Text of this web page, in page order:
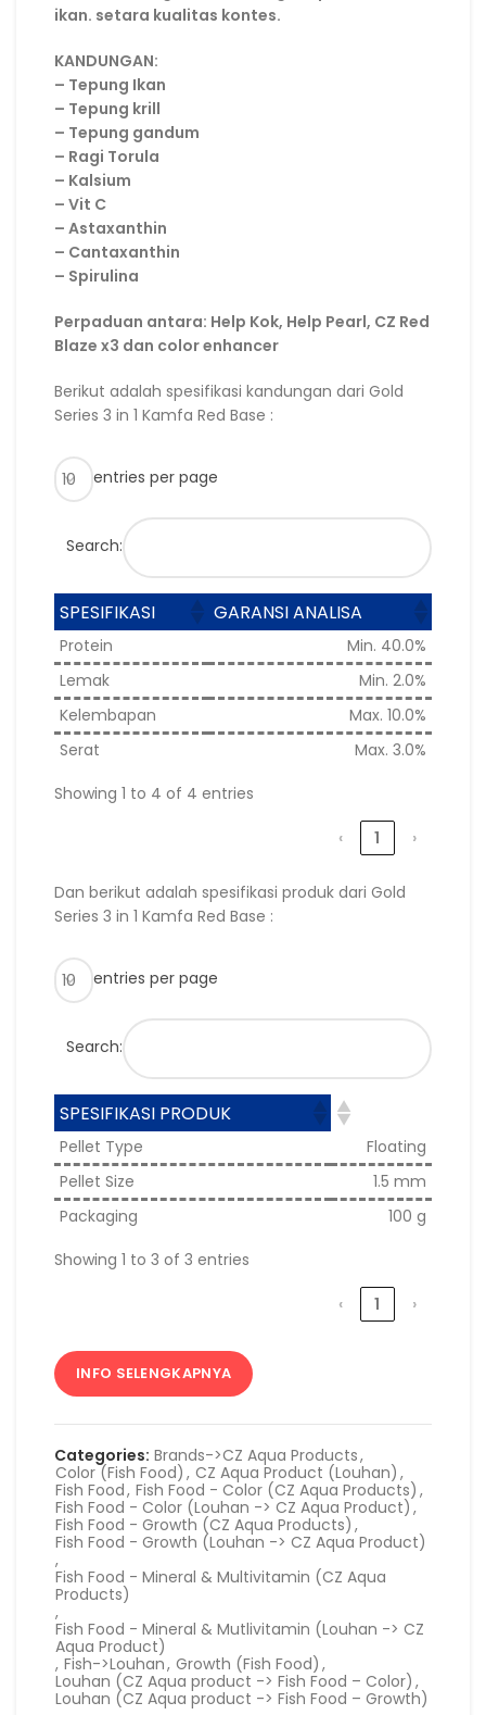
ikan. setara kualitas kontes.
KANDUNGAN:
– Tepung Ikan
– Tepung krill
– Tepung gandum
– Ragi Torula
– Kalsium
– Vit C
– Astaxanthin
– Cantaxanthin
– Spirulina
Perpaduan antara: Help Kok, Help Pearl, CZ Red
Blaze x3 dan color enhancer
Berikut adalah spesifikasi kandungan dari Gold
Series 3 in 1 Kamfa Red Base :
entries per page
Search:
SPESIFIKASI GARANSI ANALISA
Protein
Min. 40.0%
Lemak
Min. 2.0%
Kelembapan
Max. 10.0%
Serat
Max. 3.0%
Showing 1 to 4 of 4 entries
‹ 1 ›
Dan berikut adalah spesifikasi produk dari Gold
Series 3 in 1 Kamfa Red Base :
entries per page
Search:
SPESIFIKASI PRODUK
Pellet Type
Floating
Pellet Size
1.5 mm
Packaging
100 g
Showing 1 to 3 of 3 entries
‹ 1 ›
INFO SELENGKAPNYA
Categories: Brands->CZ Aqua Products,
Color (Fish Food) , CZ Aqua Product (Louhan) ,
Fish Food, Fish Food - Color (CZ Aqua Products) ,
Fish Food - Color (Louhan -> CZ Aqua Product) ,
Fish Food - Growth (CZ Aqua Products) ,
Fish Food - Growth (Louhan -> CZ Aqua Product)
,
Fish Food - Mineral & Multivitamin (CZ Aqua
Products)
,
Fish Food - Mineral & Mutlivitamin (Louhan -> CZ
Aqua Product)
, Fish->Louhan, Growth (Fish Food) ,
Louhan (CZ Aqua product -> Fish Food – Color) ,
Louhan (CZ Aqua product -> Fish Food – Growth)